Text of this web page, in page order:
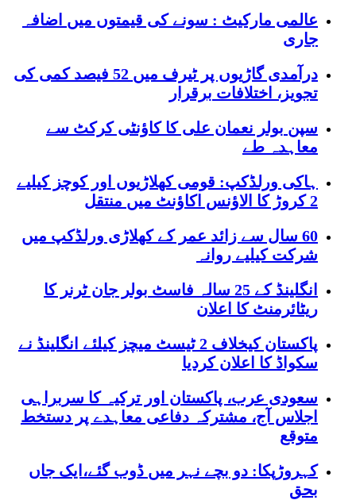
عالمی مارکیٹ : سونے کی قیمتوں میں اضافہ
جاری
درآمدی گاڑیوں پر ٹیرف میں 52 فیصد کمی کی
تجویز، اختلافات برقرار
سپن بولر نعمان علی کا کاؤنٹی کرکٹ سے
معاہدہ طے
ہاکی ورلڈکپ: قومی کھلاڑیوں اور کوچز کیلیے
2 کروڑ کا الاؤنس اکاؤنٹ میں منتقل
60 سال سے زائد عمر کے کھلاڑی ورلڈکپ میں
شرکت کیلیے روانہ
انگلینڈ کے 25 سالہ فاسٹ بولر جان ٹرنر کا
ریٹائرمنٹ کا اعلان
پاکستان کیخلاف 2 ٹیسٹ میچز کیلئے انگلینڈ نے
سکواڈ کا اعلان کردیا
سعودی عرب، پاکستان اور ترکیہ کا سربراہی
اجلاس آج، مشترکہ دفاعی معاہدے پر دستخط
متوقع
کہروڑپکا: دو بچے نہر میں ڈوب گئے،ایک جاں
بحق